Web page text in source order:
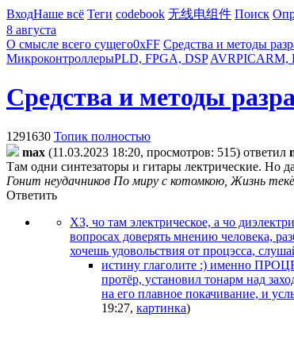
ВходНаше всё Теги codebook 无线电组件 Поиск
8 августа
О смысле всего сущего0xFF Средства и методы
МикроконтроллерыPLD, FPGA, DSP AVRPICARM,
Средства и методы
1291630 Топик полностью
max (11.03.2023 18:20, просмотров: 515) ответил
Там одни синтезаторы и гитары лектрические. Но
Гонит неудачников По миру с котомкою, Жизнь
Ответить
ХЗ, чо там электрическое, а чо
вопросах доверять мнению человека,
хочешь удовольствия от процэсса,
истину глаголите :) именно
протёр, установил тонарм над
на его плавное покачивание, и
19:27, картинка)